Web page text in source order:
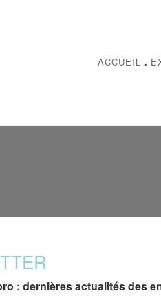
ACCUEIL .
: dernières actualités des